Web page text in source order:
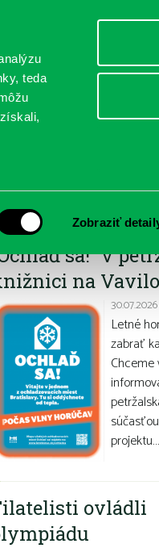
teda
Zobraziť
sa!“ v
na
30.07.2026
Letné
zabrať
projektu…
ovládli